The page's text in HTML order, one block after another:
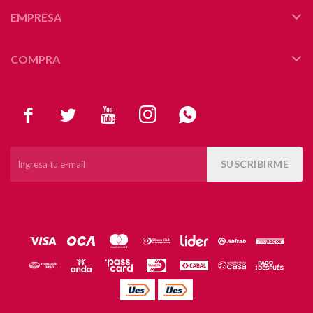
    
SUSCRIBIRME
EMPRESA
COMPRA